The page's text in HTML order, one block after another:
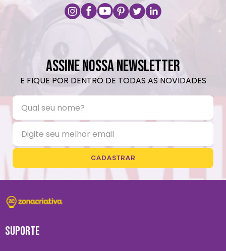
ASSINE NOSSA NEWSLETTER
E FIQUE POR DENTRO DE TODAS AS NOVIDADES
CADASTRAR
SUPORTE